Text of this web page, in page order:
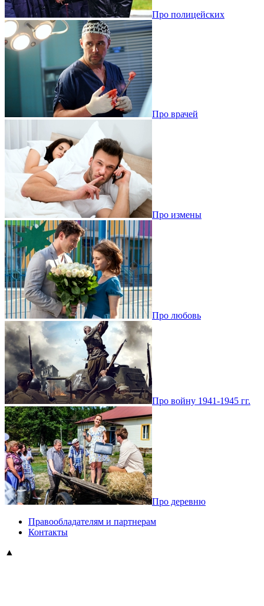
Про полицейских
Про врачей
Про измены
Про любовь
Про войну 1941-1945 гг.
Про деревню
Правообладателям и партнерам
Контакты
▲